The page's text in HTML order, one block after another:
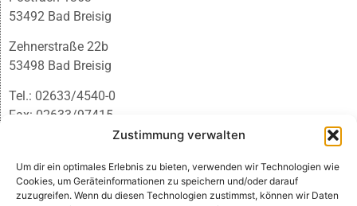
Zustimmung verwalten
Um dir ein optimales Erlebnis zu bieten, verwenden wir Technologien wie
Cookies, um Geräteinformationen zu speichern und/oder darauf
zuzugreifen. Wenn du diesen Technologien zustimmst, können wir Daten
53492 Bad Breisig
Zehnerstraße 22b
53498 Bad Breisig
Tel.: 02633/4540-0
Fax: 02633/97415
infobb@blmedien.de